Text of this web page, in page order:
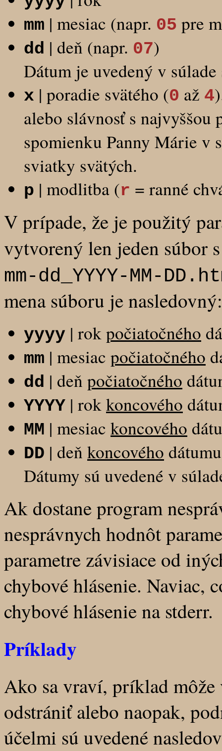
mm | mesiac (napr. 05 pre
dd | deň (napr. 07)
Dátum je uvedený v
x | poradie svätého (0 až 4
alebo slávnosť s
spomienku Panny Márie v
sviatky svätých.
p | modlitba (r = ranné
V prípade, že je použitý
vytvorený len jeden súbor
mm-dd_YYYY-MM-
mena súboru je nasledovný:
yyyy | rokpočiatočného
mm | mesiac počiatočného
dd | deň počiatočného
YYYY | rokkoncového
MM | mesiac koncového
DD | deň koncového dátumu
Dátumy sú uvedené v
Ak dostane program
nesprávnych hodnôt
parametre závisiace od
chybové hlásenie. Naviac,
chybové hlásenie na stderr.
Príklady
Ako sa vraví, príklad
odstrániť alebo naopak,
účelmi sú uvedené